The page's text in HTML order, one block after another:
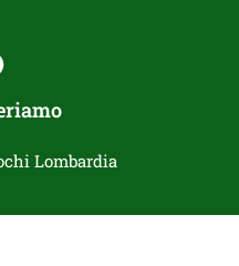
Lombardia